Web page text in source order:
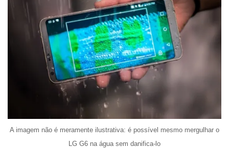
A imagem não é meramente ilustrativa: é possível mesmo mergulhar o
LG G6 na água sem danifica-lo